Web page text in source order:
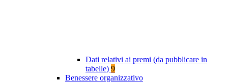
Dati relativi ai premi (da pubblicare in
tabelle) 9
Benessere organizzativo